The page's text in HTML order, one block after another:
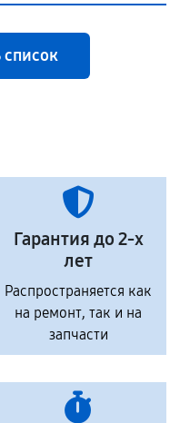
список
Гарантия до 2-х
лет
Распространяется как
на ремонт, так и на
запчасти